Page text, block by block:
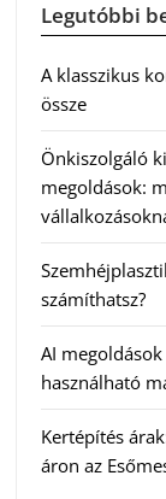
Legutóbbi
A klasszikus
össze
Önkiszolgáló
megoldások:
számíthatsz?
AI
használható
Kertépítés
áron az